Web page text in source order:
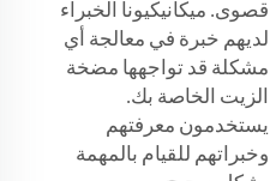
قصوى. ميكانيكيونا الخبراء
لديهم خبرة في معالجة أي
مشكلة قد تواجهها مضخة
الزيت الخاصة بك.
يستخدمون معرفتهم
وخبراتهم للقيام بالمهمة